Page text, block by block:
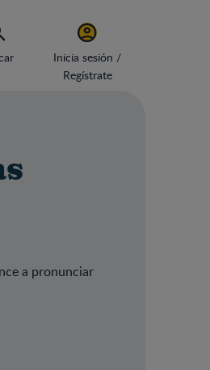
Inicia sesión /
Regístrate
a pronunciar